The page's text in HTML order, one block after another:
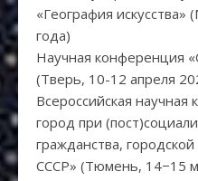
«География
года)
Научная конференция
(Тверь, 10-12 апреля
Всероссийская
город при
гражданства,
СССР» (Тюмень, 14−15